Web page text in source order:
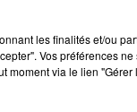
les finalités et/ou
Vos préférences
moment via le lien